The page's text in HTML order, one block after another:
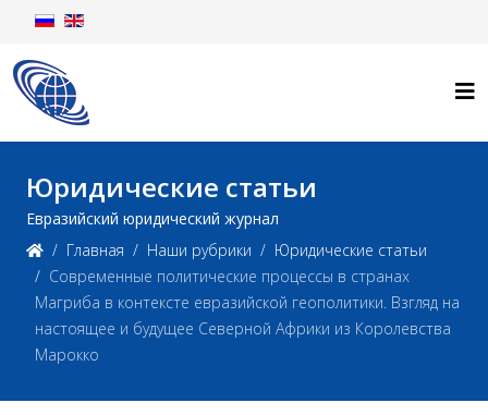
Юридические статьи
Евразийский юридический журнал
Главная
Наши рубрики
Юридические статьи
Современные политические процессы в странах
Магриба в контексте евразийской геополитики. Взгляд на
настоящее и будущее Северной Африки из Королевства
Марокко